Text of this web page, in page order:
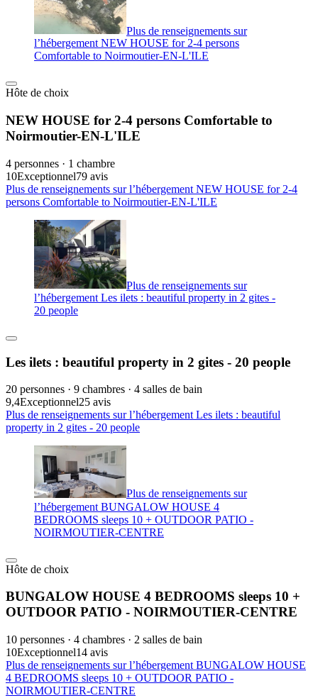
Plus de renseignements sur
l’hébergement NEW HOUSE for 2-4 persons
Comfortable to Noirmoutier-EN-L'ILE
Hôte de choix
NEW HOUSE for 2-4 persons Comfortable to
Noirmoutier-EN-L'ILE
4 personnes · 1 chambre
10Exceptionnel79 avis
Plus de renseignements sur l’hébergement NEW HOUSE for 2-4
persons Comfortable to Noirmoutier-EN-L'ILE
Plus de renseignements sur
l’hébergement Les ilets : beautiful property in 2 gites -
20 people
Les ilets : beautiful property in 2 gites - 20 people
20 personnes · 9 chambres · 4 salles de bain
9,4Exceptionnel25 avis
Plus de renseignements sur l’hébergement Les ilets : beautiful
property in 2 gites - 20 people
Plus de renseignements sur
l’hébergement BUNGALOW HOUSE 4
BEDROOMS sleeps 10 + OUTDOOR PATIO -
NOIRMOUTIER-CENTRE
Hôte de choix
BUNGALOW HOUSE 4 BEDROOMS sleeps 10 +
OUTDOOR PATIO - NOIRMOUTIER-CENTRE
10 personnes · 4 chambres · 2 salles de bain
10Exceptionnel14 avis
Plus de renseignements sur l’hébergement BUNGALOW HOUSE
4 BEDROOMS sleeps 10 + OUTDOOR PATIO -
NOIRMOUTIER-CENTRE